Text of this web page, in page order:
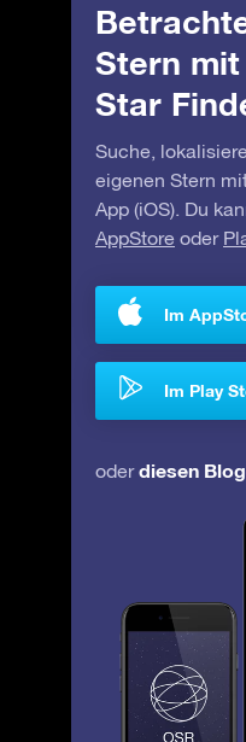
Stern mit
Star
Suche,
eigenen Stern
App (iOS). Du
AppStore oder
Im
Im Play
oderdiesen